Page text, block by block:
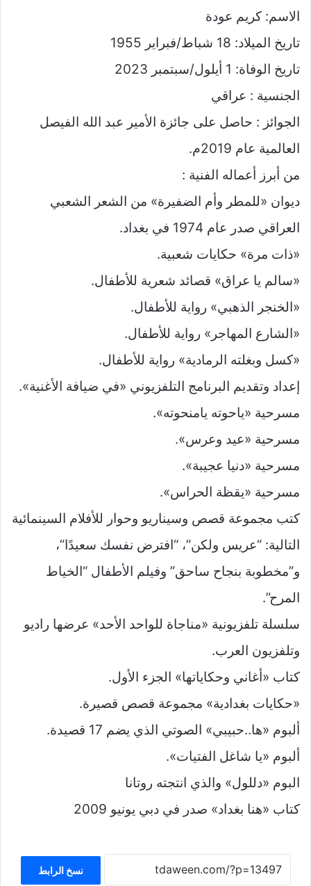
الاسم: كريم عودة
تاريخ الميلاد: 18 شباط/فبراير 1955
تاريخ الوفاة: 1 أيلول/سبتمبر 2023
الجنسية : عراقي
الجوائز : حاصل على جائزة الأمير عبد الله الفيصل
العالمية عام 2019م.
من أبرز أعماله الفنية :
ديوان «للمطر وأم الضفيرة» من الشعر الشعبي
العراقي صدر عام 1974 في بغداد.
«ذات مرة» حكايات شعبية.
«سالم يا عراق» قصائد شعرية للأطفال.
«الخنجر الذهبي» رواية للأطفال.
«الشارع المهاجر» رواية للأطفال.
«كسل وبغلته الرمادية» رواية للأطفال.
إعداد وتقديم البرنامج التلفزيوني «في ضيافة الأغنية».
مسرحية «ياحوته يامنحوته».
مسرحية «عيد وعرس».
مسرحية «دنيا عجيبة».
مسرحية «يقظة الحراس».
كتب مجموعة قصص وسيناريو وحوار للأفلام السينمائية
التالية: “عريس ولكن”، “افترض نفسك سعيدًا”،
و”مخطوبة بنجاح ساحق” وفيلم الأطفال “الخياط
المرح”.
سلسلة تلفزيونية «مناجاة للواحد الأحد» عرضها راديو
وتلفزيون العرب.
كتاب «أغاني وحكاياتها» الجزء الأول.
«حكايات بغدادية» مجموعة قصص قصيرة.
ألبوم «ها..حبيبي» الصوتي الذي يضم 17 قصيدة.
ألبوم «يا شاغل الفتيات».
البوم «دللول» والذي انتجته روتانا
كتاب «هنا بغداد» صدر في دبي يونيو 2009
نسخ الرابط